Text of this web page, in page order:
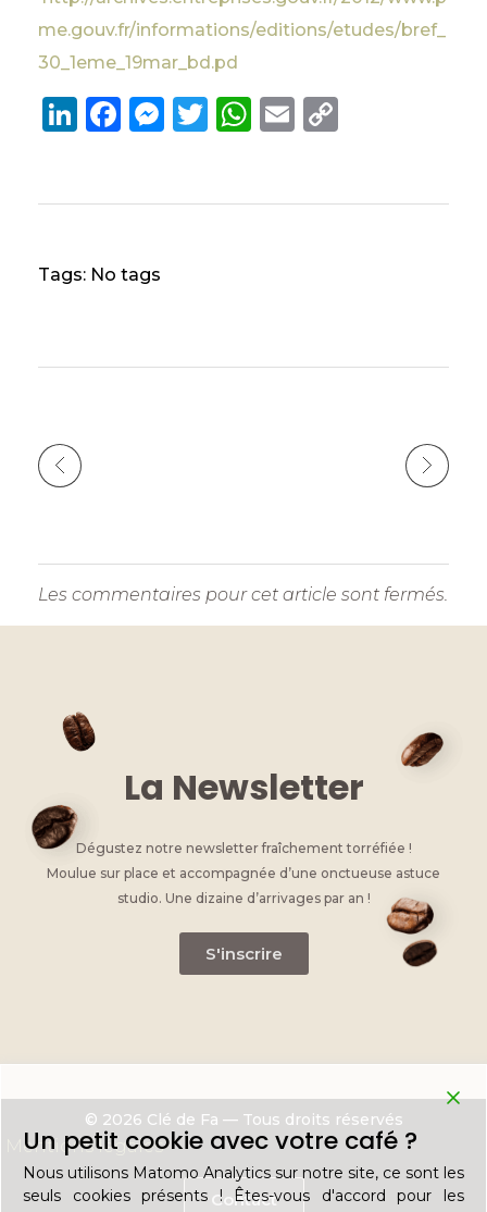
me.gouv.fr/informations/editions/etudes/bref_
30_1eme_19mar_bd.pd
Li
e
n
F
e
o
k
M
e
T
te
W
ts
E
l
y
Tags: No tags
Les commentaires pour cet article sont fermés.
La Newsletter
Dégustez notre newsletter fraîchement torréfiée !
Moulue sur place et accompagnée d’une onctueuse astuce
studio. Une dizaine d’arrivages par an !
S'inscrire
© 2026 Clé de Fa — Tous droits réservés
Mentions légales
Contact
Un petit cookie avec votre café ?
Nous utilisons Matomo Analytics sur notre site, ce sont les
seuls cookies présents ! Êtes-vous d'accord pour les